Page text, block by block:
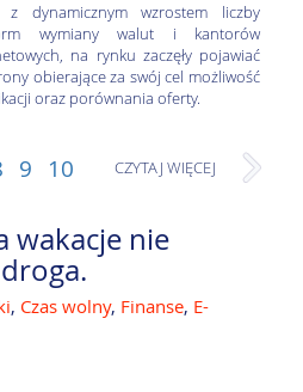
z dynamicznym wzrostem liczby
wymiany walut i kantorów
na rynku zaczęły pojawiać
obierające za swój cel możliwość
oraz porównania oferty.
CZYTAJ WIĘCEJ
wakacje nie
, Czas wolny, Finanse, E-
9 10